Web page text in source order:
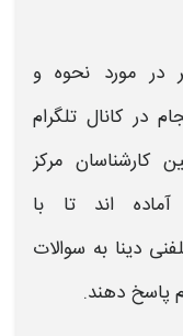
در مورد نحوه و
در کانال تلگرام
کارشناسان مرکز
آماده اند تا با
دینا به سوالات
پاسخ دهند.